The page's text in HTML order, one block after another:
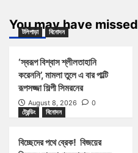
You may have missed
টলিপাড়া বিনোদন
‘স্বরূপ বিশ্বাস শ্লীলতাহানি
করেননি’, মামলা তুলে এ বার পাল্টি
রূপসজ্জা শিল্পী সিমরনের
August 8, 2026 0
ট্রেন্ডিং
বিনোদন
বিচ্ছেদের পথে ব্রেক! বিজয়ের